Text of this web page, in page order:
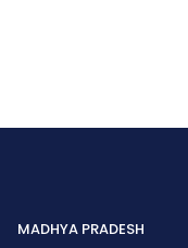
MADHYA PRADESH